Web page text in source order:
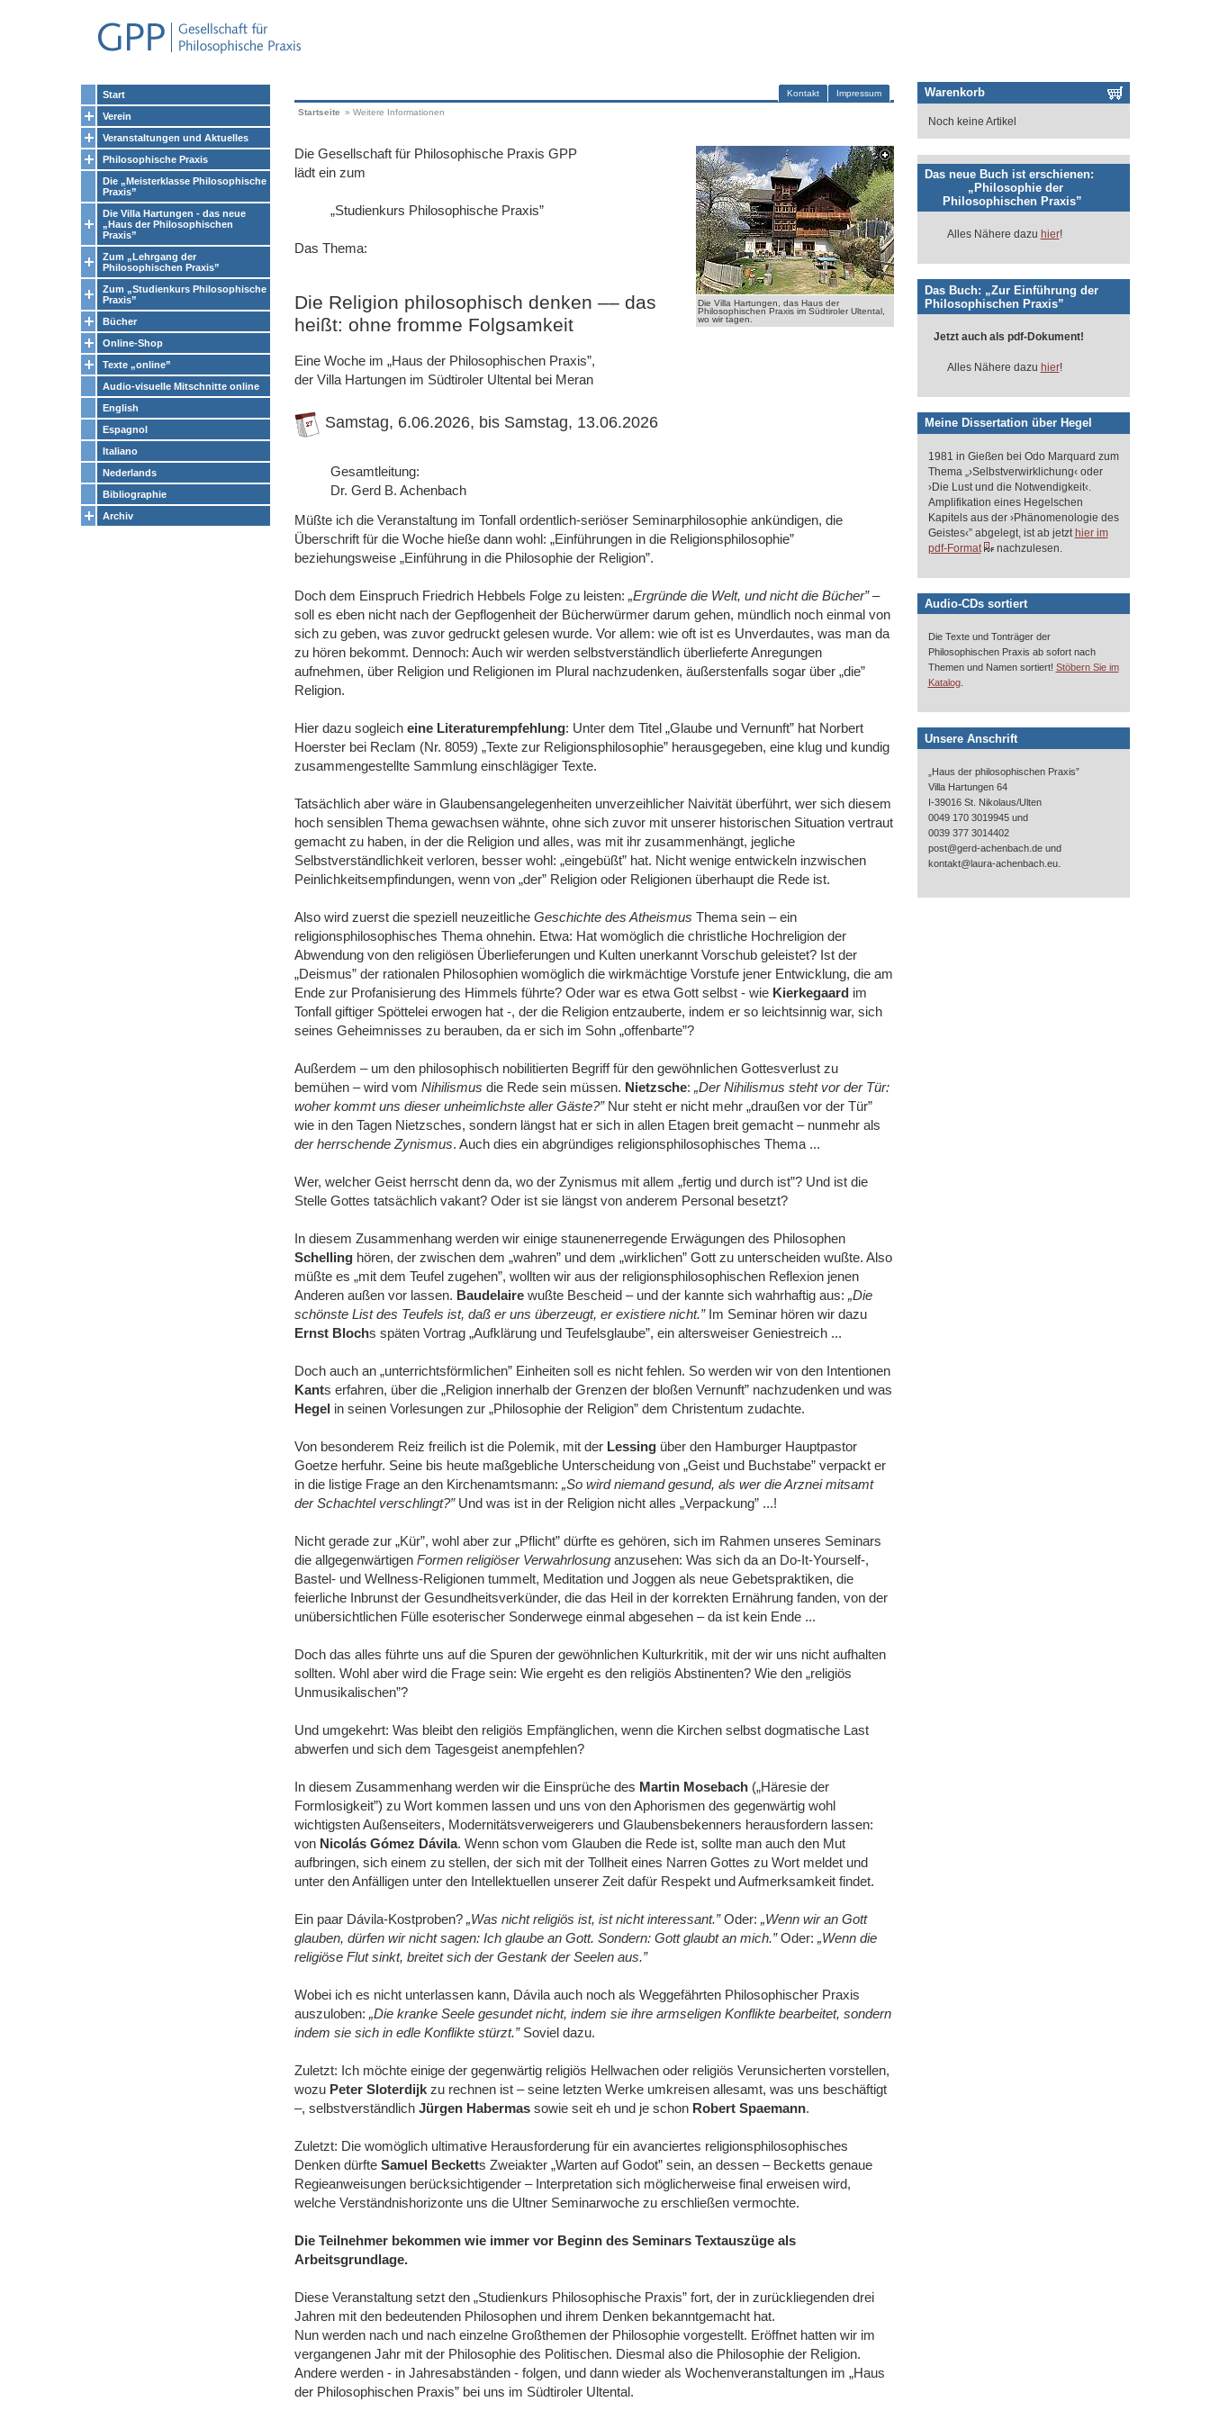
Start
Verein
Veranstaltungen und Aktuelles
Philosophische Praxis
Die „Meisterklasse Philosophische
Praxis”
Die Villa Hartungen - das neue
„Haus der Philosophischen
Praxis”
Zum „Lehrgang der
Philosophischen Praxis”
Zum „Studienkurs Philosophische
Praxis”
Bücher
Online-Shop
Texte „online”
Audio-visuelle Mitschnitte online
English
Espagnol
Italiano
Nederlands
Bibliographie
Archiv
Impressum
Kontakt
Startseite » Weitere Informationen
Die Villa Hartungen, das Haus der
Philosophischen Praxis im Südtiroler Ultental,
wo wir tagen.
Die Gesellschaft für Philosophische Praxis GPP
lädt ein zum
„Studienkurs Philosophische Praxis”
Das Thema:
Die Religion philosophisch denken ‒‒ das
heißt: ohne fromme Folgsamkeit
Eine Woche im „Haus der Philosophischen Praxis”,
der Villa Hartungen im Südtiroler Ultental bei Meran
Samstag, 6.06.2026, bis Samstag, 13.06.2026
Gesamtleitung:
Dr. Gerd B. Achenbach
Müßte ich die Veranstaltung im Tonfall ordentlich-seriöser Seminarphilosophie ankündigen, die
Überschrift für die Woche hieße dann wohl: „Einführungen in die Religionsphilosophie”
beziehungsweise „Einführung in die Philosophie der Religion”.
Doch dem Einspruch Friedrich Hebbels Folge zu leisten: „Ergründe die Welt, und nicht die Bücher”‒
soll es eben nicht nach der Gepflogenheit der Bücherwürmer darum gehen, mündlich noch einmal von
sich zu geben, was zuvor gedruckt gelesen wurde. Vor allem: wie oft ist es Unverdautes, was man da
zu hören bekommt. Dennoch: Auch wir werden selbstverständlich überlieferte Anregungen
aufnehmen, über Religion und Religionen im Plural nachzudenken, äußerstenfalls sogar über „die”
Religion.
Hier dazu sogleich eine Literaturempfehlung: Unter dem Titel „Glaube und Vernunft” hat Norbert
Hoerster bei Reclam (Nr. 8059) „Texte zur Religionsphilosophie” herausgegeben, eine klug und kundig
zusammengestellte Sammlung einschlägiger Texte.
Tatsächlich aber wäre in Glaubensangelegenheiten unverzeihlicher Naivität überführt, wer sich diesem
hoch sensiblen Thema gewachsen wähnte, ohne sich zuvor mit unserer historischen Situation vertraut
gemacht zu haben, in der die Religion und alles, was mit ihr zusammenhängt, jegliche
Selbstverständlichkeit verloren, besser wohl: „eingebüßt” hat. Nicht wenige entwickeln inzwischen
Peinlichkeitsempfindungen, wenn von „der” Religion oder Religionen überhaupt die Rede ist.
Also wird zuerst die speziell neuzeitlicheGeschichte des Atheismus Thema sein ‒ ein
religionsphilosophisches Thema ohnehin. Etwa: Hat womöglich die christliche Hochreligion der
Abwendung von den religiösen Überlieferungen und Kulten unerkannt Vorschub geleistet? Ist der
„Deismus” der rationalen Philosophien womöglich die wirkmächtige Vorstufe jener Entwicklung, die am
Ende zur Profanisierung des Himmels führte? Oder war es etwa Gott selbst - wie Kierkegaardim
Tonfall giftiger Spöttelei erwogen hat -, der die Religion entzauberte, indem er so leichtsinnig war, sich
seines Geheimnisses zu berauben, da er sich im Sohn „offenbarte”?
Außerdem ‒ um den philosophisch nobilitierten Begriff für den gewöhnlichen Gottesverlust zu
bemühen ‒ wird vom Nihilismus die Rede sein müssen. Nietzsche: „Der Nihilismus steht vor der Tür:
woher kommt uns dieser unheimlichste aller Gäste?”Nur steht er nicht mehr „draußen vor der Tür”
wie in den Tagen Nietzsches, sondern längst hat er sich in allen Etagen breit gemacht ‒ nunmehr als
der herrschende Zynismus. Auch dies ein abgründiges religionsphilosophisches Thema ...
Wer, welcher Geist herrscht denn da, wo der Zynismus mit allem „fertig und durch ist”? Und ist die
Stelle Gottes tatsächlich vakant? Oder ist sie längst von anderem Personal besetzt?
In diesem Zusammenhang werden wir einige staunenerregende Erwägungen des Philosophen
Schellinghören, der zwischen dem „wahren” und dem „wirklichen” Gott zu unterscheiden wußte. Also
müßte es „mit dem Teufel zugehen”, wollten wir aus der religionsphilosophischen Reflexion jenen
Anderen außen vor lassen. Baudelairewußte Bescheid ‒ und der kannte sich wahrhaftig aus: „Die
schönste List des Teufels ist, daß er uns überzeugt, er existiere nicht.” Im Seminar hören wir dazu
Ernst Blochs späten Vortrag „Aufklärung und Teufelsglaube”, ein altersweiser Geniestreich ...
Doch auch an „unterrichtsförmlichen” Einheiten soll es nicht fehlen. So werden wir von den Intentionen
Kants erfahren, über die „Religion innerhalb der Grenzen der bloßen Vernunft” nachzudenken und was
Hegel in seinen Vorlesungen zur „Philosophie der Religion” dem Christentum zudachte.
Von besonderem Reiz freilich ist die Polemik, mit der Lessing über den Hamburger Hauptpastor
Goetze herfuhr. Seine bis heute maßgebliche Unterscheidung von „Geist und Buchstabe” verpackt er
in die listige Frage an den Kirchenamtsmann: „So wird niemand gesund, als wer die Arznei mitsamt
der Schachtel verschlingt?” Und was ist in der Religion nicht alles „Verpackung” ...!
Nicht gerade zur „Kür”, wohl aber zur „Pflicht” dürfte es gehören, sich im Rahmen unseres Seminars
die allgegenwärtigen Formen religiöser Verwahrlosunganzusehen: Was sich da an Do-It-Yourself-,
Bastel- und Wellness-Religionen tummelt, Meditation und Joggen als neue Gebetspraktiken, die
feierliche Inbrunst der Gesundheitsverkünder, die das Heil in der korrekten Ernährung fanden, von der
unübersichtlichen Fülle esoterischer Sonderwege einmal abgesehen ‒ da ist kein Ende ...
Doch das alles führte uns auf die Spuren der gewöhnlichen Kulturkritik, mit der wir uns nicht aufhalten
sollten. Wohl aber wird die Frage sein: Wie ergeht es den religiös Abstinenten? Wie den „religiös
Unmusikalischen”?
Und umgekehrt: Was bleibt den religiös Empfänglichen, wenn die Kirchen selbst dogmatische Last
abwerfen und sich dem Tagesgeist anempfehlen?
In diesem Zusammenhang werden wir die Einsprüche des Martin Mosebach („Häresie der
Formlosigkeit”) zu Wort kommen lassen und uns von den Aphorismen des gegenwärtig wohl
wichtigsten Außenseiters, Modernitätsverweigerers und Glaubensbekenners herausfordern lassen:
vonNicolás Gómez Dávila. Wenn schon vom Glauben die Rede ist, sollte man auch den Mut
aufbringen, sich einem zu stellen, der sich mit der Tollheit eines Narren Gottes zu Wort meldet und
unter den Anfälligen unter den Intellektuellen unserer Zeit dafür Respekt und Aufmerksamkeit findet.
Ein paar Dávila-Kostproben? „Was nicht religiös ist, ist nicht interessant.”Oder: „Wenn wir an Gott
glauben, dürfen wir nicht sagen: Ich glaube an Gott. Sondern: Gott glaubt an mich.”Oder: „Wenn die
religiöse Flut sinkt, breitet sich der Gestank der Seelen aus.”
Wobei ich es nicht unterlassen kann, Dávila auch noch als Weggefährten Philosophischer Praxis
auszuloben: „Die kranke Seele gesundet nicht, indem sie ihre armseligen Konflikte bearbeitet, sondern
indem sie sich in edle Konflikte stürzt.” Soviel dazu.
Zuletzt: Ich möchte einige der gegenwärtig religiös Hellwachen oder religiös Verunsicherten vorstellen,
wozu Peter Sloterdijk zu rechnen ist ‒ seine letzten Werke umkreisen allesamt, was uns beschäftigt
‒, selbstverständlich Jürgen Habermassowie seit eh und je schon Robert Spaemann.
Zuletzt: Die womöglich ultimative Herausforderung für ein avanciertes religionsphilosophisches
Denken dürfte Samuel Becketts Zweiakter „Warten auf Godot” sein, an dessen ‒ Becketts genaue
Regieanweisungen berücksichtigender ‒ Interpretation sich möglicherweise final erweisen wird,
welche Verständnishorizonte uns die Ultner Seminarwoche zu erschließen vermochte.
Die Teilnehmer bekommen wie immer vor Beginn des Seminars Textauszüge als
Arbeitsgrundlage.
Diese Veranstaltung setzt den „Studienkurs Philosophische Praxis” fort, der in zurückliegenden drei
Jahren mit den bedeutenden Philosophen und ihrem Denken bekanntgemacht hat.
Nun werden nach und nach einzelne Großthemen der Philosophie vorgestellt. Eröffnet hatten wir im
vergangenen Jahr mit der Philosophie des Politischen. Diesmal also die Philosophie der Religion.
Andere werden - in Jahresabständen - folgen, und dann wieder als Wochenveranstaltungen im „Haus
der Philosophischen Praxis” bei uns im Südtiroler Ultental.
Warenkorb
Noch keine Artikel
Das neue Buch ist erschienen:
„Philosophie der
Philosophischen Praxis”
Alles Nähere dazu hier!
Das Buch: „Zur Einführung der
Philosophischen Praxis”
Jetzt auch als pdf-Dokument!
Alles Nähere dazu hier!
Meine Dissertation über Hegel
1981 in Gießen bei Odo Marquard zum
Thema „›Selbstverwirklichung‹ oder
›Die Lust und die Notwendigkeit‹.
Amplifikation eines Hegelschen
Kapitels aus der ›Phänomenologie des
Geistes‹” abgelegt, ist ab jetzt hier im
pdf-Format
nachzulesen.
Audio-CDs sortiert
Die Texte und Tonträger der
Philosophischen Praxis ab sofort nach
Themen und Namen sortiert! Stöbern Sie im
Katalog.
Unsere Anschrift
„Haus der philosophischen Praxis”
Villa Hartungen 64
I-39016 St. Nikolaus/Ulten
0049 170 3019945 und
0039 377 3014402
post@gerd-achenbach.de und
kontakt@laura-achenbach.eu.